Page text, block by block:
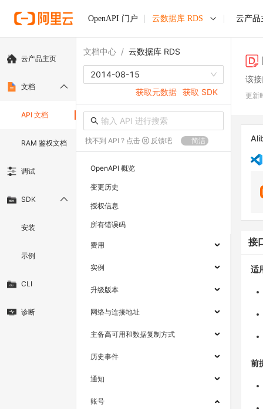
OpenAPI 门户 云数据库 RDS 云产品
云产品主页
文档
API 文档
RAM 鉴权文档
调试
SDK
安装
示例
CLI
诊断
文档中心 / 云数据库 RDS
2014-08-15
获取元数据 获取 SDK
找不到 API ? 点击 反馈吧 简洁
OpenAPI 概览
变更历史
授权信息
所有错误码
费用
实例
升级版本
网络与连接地址
主备高可用和数据复制方式
历史事件
通知
账号
该
更新
接
适
前